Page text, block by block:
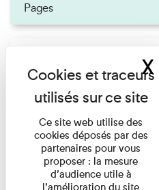
Pages
Fanny
Invités de
Lecture
Fanny Taillandier –
l’Imprimerie n°6 Lecture ...
Ce site web utilise des
cookies déposés par des
partenaires pour vous
proposer : la mesure
d’audience utile à
l’amélioration du site
X